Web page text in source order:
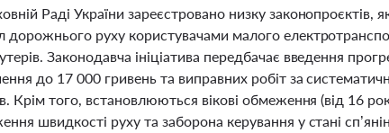
Раді України зареєстровано низку законопроєктів,
дорожнього руху користувачами малого
Законодавча ініціатива передбачає введення
до 17 000 гривень та виправних робіт за
Крім того, встановлюються вікові обмеження (від 16
швидкості руху та заборона керування у стані